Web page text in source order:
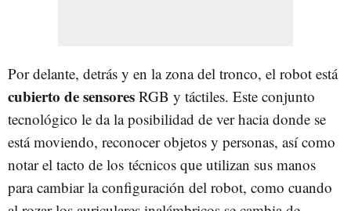
Por delante, detrás y en la zona del tronco, el robot está
cubierto de sensores RGB y táctiles. Este conjunto
tecnológico le da la posibilidad de ver hacia donde se
está moviendo, reconocer objetos y personas, así como
notar el tacto de los técnicos que utilizan sus manos
para cambiar la configuración del robot, como cuando